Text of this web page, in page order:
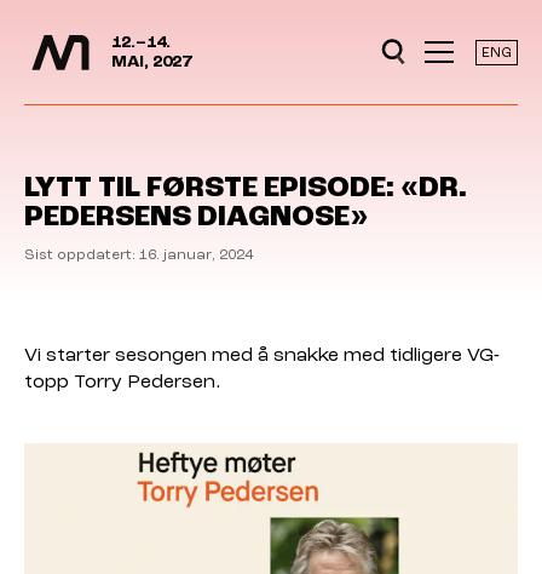
Hopp til hovedinnhold
12.–14.
MAI, 2027
ENG
LYTT TIL FØRSTE EPISODE: «DR.
PEDERSENS DIAGNOSE»
Sist oppdatert: 16. januar, 2024
Vi starter sesongen med å snakke med tidligere VG-
topp Torry Pedersen.